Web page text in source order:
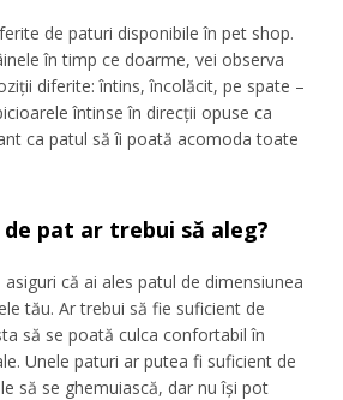
de paturi disponibile în pet shop.
în timp ce doarme, vei observa
diferite: întins, încolăcit, pe spate –
întinse în direcții opuse ca
ca patul să îi poată acomoda toate
de pat ar trebui să aleg?
că ai ales patul de dimensiunea
tău. Ar trebui să fie suficient de
să se poată culca confortabil în
Unele paturi ar putea fi suficient de
să se ghemuiască, dar nu își pot